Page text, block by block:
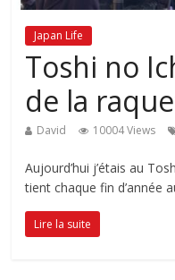
Japan Life
Toshi no
de la
David 10004 Views
Aujourd’hui j’étais au
tient chaque fin d’année
Lire la suite